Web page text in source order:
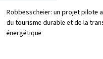
Robbesscheier: un projet pilote
du tourisme durable et de la
énergétique